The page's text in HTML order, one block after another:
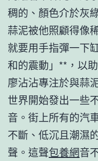
稠的、顏色介於灰
蒜泥被他照顧得像
就要用手指彈一下
和的震動」**，以
廖沾沾專注於與蒜
世界開始發出一些
音。街上所有的汽
不斷、低沉且潮
聲。這聲包養網音